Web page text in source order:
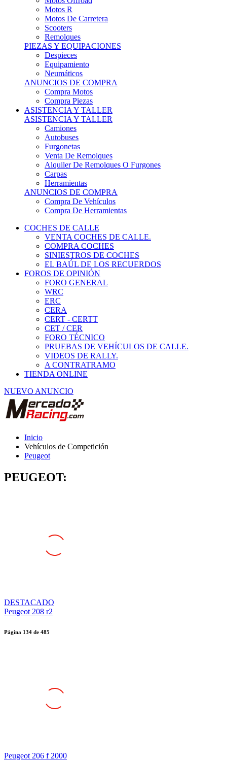
Motos R
Motos De Carretera
Scooters
Remolques
PIEZAS Y EQUIPACIONES
Despieces
Equipamiento
Neumáticos
ANUNCIOS DE COMPRA
Compra Motos
Compra Piezas
ASISTENCIA Y TALLER
ASISTENCIA Y TALLER
Camiones
Autobuses
Furgonetas
Venta De Remolques
Alquiler De Remolques O Furgones
Carpas
Herramientas
ANUNCIOS DE COMPRA
Compra De Vehículos
Compra De Herramientas
COCHES DE CALLE
VENTA COCHES DE CALLE.
COMPRA COCHES
SINIESTROS DE COCHES
EL BAÚL DE LOS RECUERDOS
FOROS DE OPINIÓN
FORO GENERAL
WRC
ERC
CERA
CERT - CERTT
CET / CER
FORO TÉCNICO
PRUEBAS DE VEHÍCULOS DE CALLE.
VIDEOS DE RALLY.
A CONTRATRAMO
TIENDA ONLINE
NUEVO ANUNCIO
Inicio
Vehículos de Competición
Peugeot
PEUGEOT:
DESTACADO
Peugeot 208 r2
Página 134 de 485
Peugeot 206 f 2000